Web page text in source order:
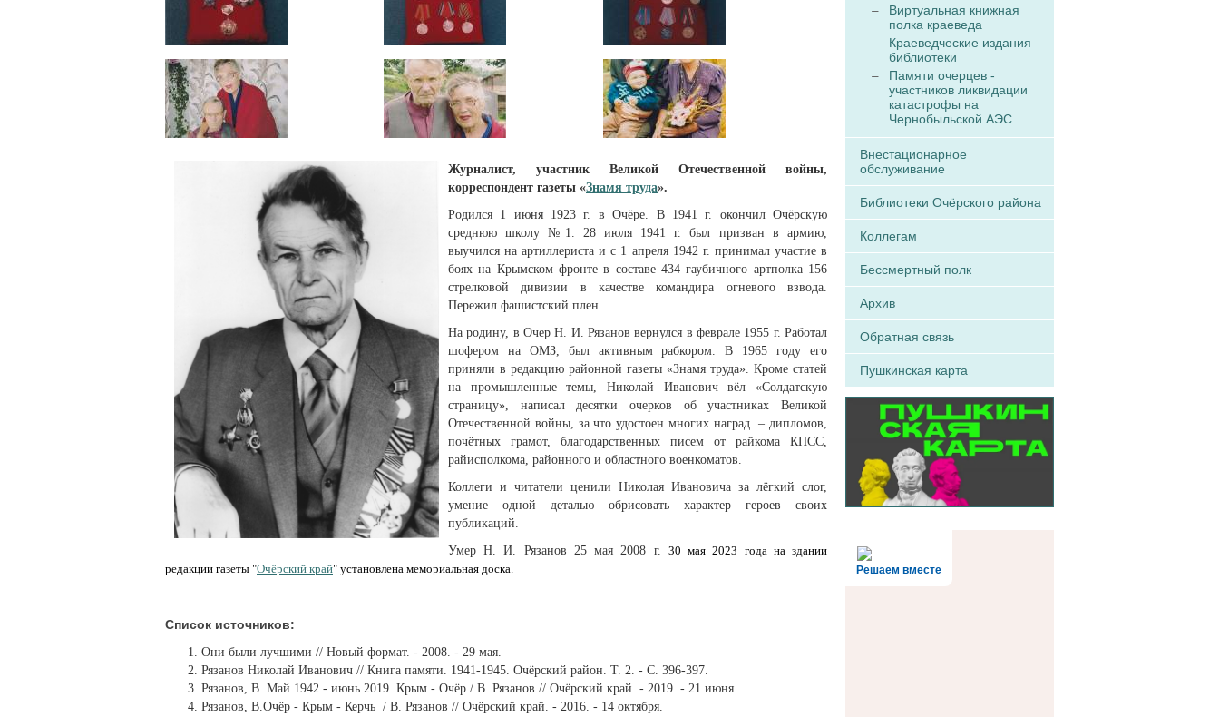
Журналист, участник Великой Отечественной войны,
корреспондент газеты «Знамя труда».
Родился 1 июня 1923 г. в Очёре. В 1941 г. окончил Очёрскую
среднюю школу №1. 28 июля 1941 г. был призван в армию,
выучился на артиллериста и с 1 апреля 1942 г. принимал участие в
боях на Крымском фронте в составе 434 гаубичного артполка 156
стрелковой дивизии в качестве командира огневого взвода.
Пережил фашистский плен.
На родину, в Очер Н. И. Рязанов вернулся в феврале 1955 г. Работал
шофером на ОМЗ, был активным рабкором. В 1965 году его
приняли в редакцию районной газеты «Знамя труда». Кроме статей
на промышленные темы, Николай Иванович вёл «Солдатскую
страницу», написал десятки очерков об участниках Великой
Отечественной войны, за что удостоен многих наград – дипломов,
почётных грамот, благодарственных писем от райкома КПСС,
райисполкома, районного и областного военкоматов.
Коллеги и читатели ценили Николая Ивановича за лёгкий слог,
умение одной деталью обрисовать характер героев своих
публикаций.
Умер Н. И. Рязанов 25 мая 2008 г. 30 мая 2023 года на здании
редакции газеты "Очёрский край" установлена мемориальная доска.
Список источников:
Они были лучшими // Новый формат. - 2008. - 29 мая.
Рязанов Николай Иванович // Книга памяти. 1941-1945. Очёрский район. Т. 2. - С. 396-397.
Рязанов, В. Май 1942 - июнь 2019. Крым - Очёр / В. Рязанов // Очёрский край. - 2019. - 21 июня.
Рязанов, В.Очёр - Крым - Керчь / В. Рязанов // Очёрский край. - 2016. - 14 октября.
Виртуальная книжная
полка краеведа
Краеведческие издания
библиотеки
Памяти очерцев -
участников ликвидации
катастрофы на
Чернобыльской АЭС
Внестационарное
обслуживание
Библиотеки Очёрского района
Коллегам
Бессмертный полк
Архив
Обратная связь
Пушкинская карта
Решаем вместе